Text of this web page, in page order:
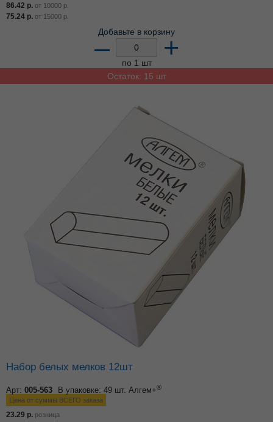
86.42 р. от 10000 р.
75.24 р. от 15000 р.
Добавьте в корзину
– +
по 1 шт
Остаток: 15 шт
Набор белых мелков 12шт
Арт: 005-563 В упаковке: 49 шт. Алгем+®
Цена от суммы ВСЕГО заказа
23.29 р. розница